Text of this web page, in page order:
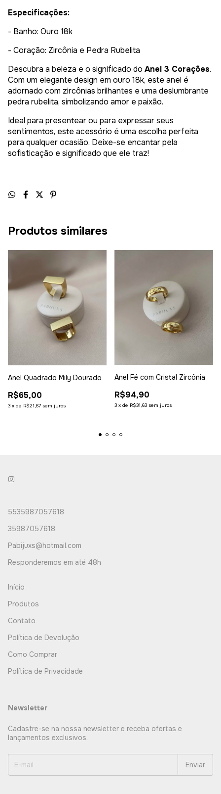
Especificações:
- Banho: Ouro 18k
- Coração: Zircônia e Pedra Rubelita
Descubra a beleza e o significado do Anel 3 Corações.
Com um elegante design em ouro 18k, este anel é
adornado com zircônias brilhantes e uma deslumbrante
pedra rubelita, simbolizando amor e paixão.
Ideal para presentear ou para expressar seus
sentimentos, este acessório é uma escolha perfeita
para qualquer ocasião. Deixe-se encantar pela
sofisticação e significado que ele traz!
Produtos similares
Anel Quadrado Mily Dourado
R$65,00
3 x de R$21,67 sem juros
Anel Fé com Cristal Zircônia
R$94,90
3 x de R$31,63 sem juros
5535987057618
35987057618
Pabijuxs@hotmail.com
Responderemos em até 48h
Início
Produtos
Contato
Política de Devolução
Como Comprar
Política de Privacidade
Newsletter
Cadastre-se na nossa newsletter e receba ofertas e
lançamentos exclusivos.